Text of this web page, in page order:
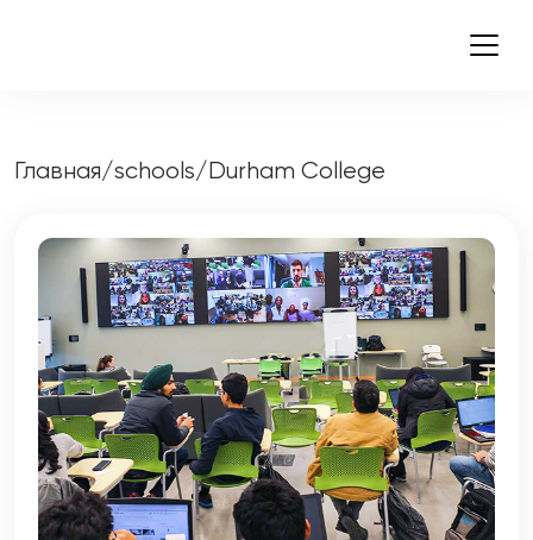
Главная/schools/Durham College